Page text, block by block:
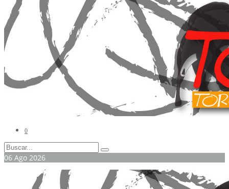
0
06 Ago 2026